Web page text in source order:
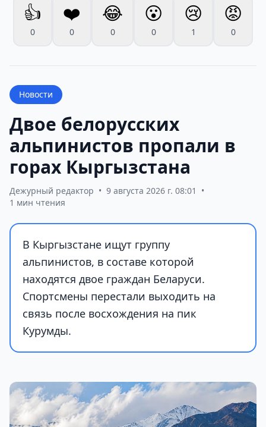
👍
0
❤️
0
😂
0
😮
0
😢
1
😡
0
Новости
Двое белорусских
альпинистов пропали в
горах Кыргызстана
Дежурный редактор • 9 августа 2026 г. 08:01
•
1 мин чтения
В Кыргызстане ищут группу
альпинистов, в составе которой
находятся двое граждан Беларуси.
Спортсмены перестали выходить на
связь после восхождения на пик
Курумды.